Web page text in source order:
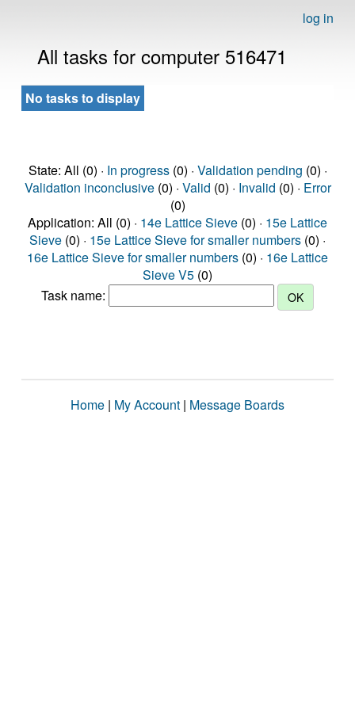
log in
All tasks for computer 516471
No tasks to display
State: All (0) · In progress(0) · Validation pending (0) ·
Validation inconclusive(0) · Valid (0) · Invalid (0) · Error
(0)
Application: All (0) · 14e Lattice Sieve (0) · 15e Lattice
Sieve (0) · 15e Lattice Sieve for smaller numbers (0) ·
16e Lattice Sieve for smaller numbers (0) · 16e Lattice
Sieve V5 (0)
Task name:
Home | My Account | Message Boards